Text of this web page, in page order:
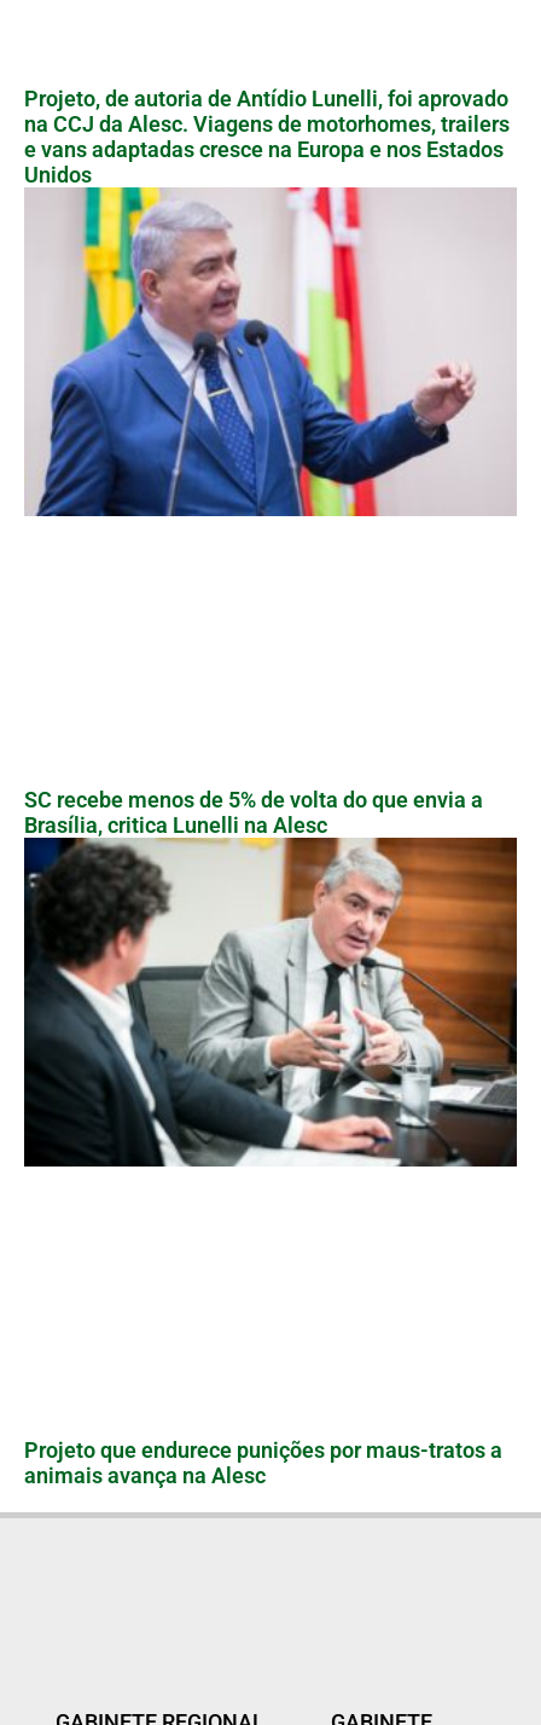
Projeto, de autoria de Antídio Lunelli, foi aprovado
na CCJ da Alesc. Viagens de motorhomes, trailers
e vans adaptadas cresce na Europa e nos Estados
Unidos
SC recebe menos de 5% de volta do que envia a
Brasília, critica Lunelli na Alesc
Projeto que endurece punições por maus-tratos a
animais avança na Alesc